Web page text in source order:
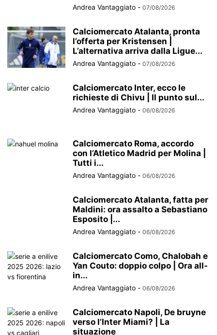
Andrea Vantaggiato - 07/08/2026
Calciomercato Atalanta, pronta
l’offerta per Kristensen |
L’alternativa arriva dalla Ligue...
Andrea Vantaggiato - 07/08/2026
Calciomercato Inter, ecco le
richieste di Chivu | Il punto sul...
Andrea Vantaggiato - 06/08/2026
Calciomercato Roma, accordo
con l’Atletico Madrid per Molina |
Tutti i...
Andrea Vantaggiato - 06/08/2026
Calciomercato Atalanta, fatta per
Maldini: ora assalto a Sebastiano
Esposito |...
Andrea Vantaggiato - 06/08/2026
Calciomercato Como, Chalobah e
Yan Couto: doppio colpo | Ora all-
in...
Andrea Vantaggiato - 06/08/2026
Calciomercato Napoli, De bruyne
verso l’Inter Miami? | La
situazione